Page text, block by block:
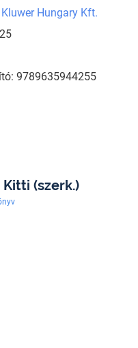
Hungary Kft.
9789635944255
Kitti (szerk.)